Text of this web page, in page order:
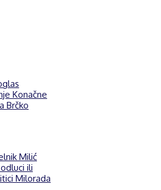
Konačne
Brčko
Milić
ili
Milorada